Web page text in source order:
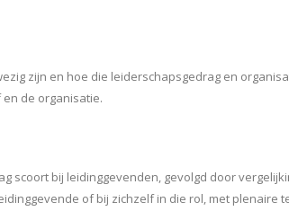
zijn en hoe die leiderschapsgedrag en
de organisatie.
bij leidinggevenden, gevolgd door
of bij zichzelf in die rol, met plenaire